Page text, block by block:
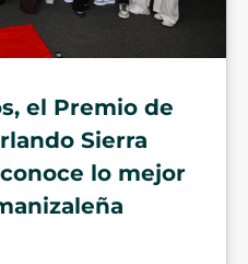
el Premio de
Sierra
lo mejor